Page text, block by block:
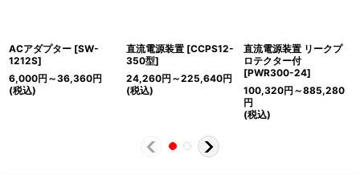
ACアダプター [SW-
1212S]
6,000円 ～36,360円
(税込)
直流電源装置 [CCPS12-
350型]
24,260円 ～225,640円
(税込)
直流電源装置 リークプ
ロテクター付
[PWR300-24]
100,320円 ～885,280
円
(税込)